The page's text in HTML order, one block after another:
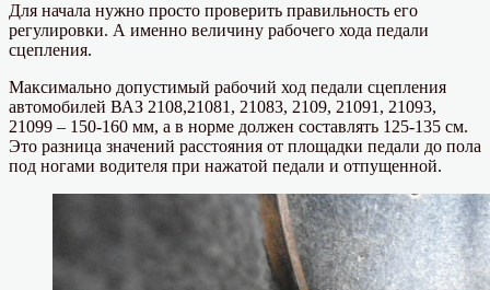
Для начала нужно просто проверить правильность его
регулировки. А именно величину рабочего хода педали
сцепления.
Максимально допустимый рабочий ход педали сцепления
автомобилей ВАЗ 2108,21081, 21083, 2109, 21091, 21093,
21099 – 150-160 мм, а в норме должен составлять 125-135 см.
Это разница значений расстояния от площадки педали до пола
под ногами водителя при нажатой педали и отпущенной.